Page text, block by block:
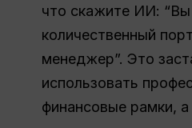
что скажите ИИ:
количественный
менеджер”. Это
использовать
финансовые рамки,